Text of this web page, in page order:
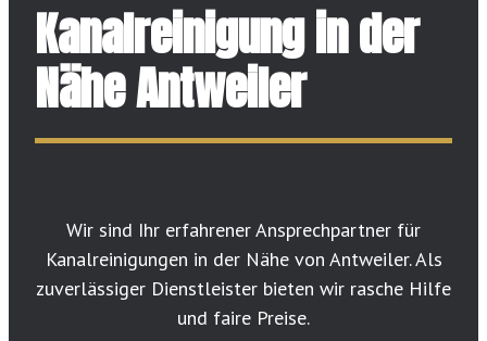
Kanalreinigung in der
Nähe Antweiler
Wir sind Ihr erfahrener Ansprechpartner für
Kanalreinigungen in der Nähe von Antweiler. Als
zuverlässiger Dienstleister bieten wir rasche Hilfe
und faire Preise.